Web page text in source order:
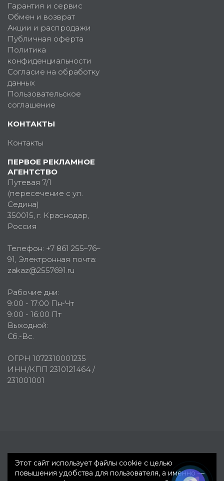
Гарантия и сервис
Обмен и возврат
Акции и распродажи
Публичная оферта
Политика
конфиденциальности
Согласие на обработку
данных
Пользовательское
соглашение
КОНТАКТЫ
Контакты
ПЕРВОЕ РЕКЛАМНОЕ
АГЕНТСТВО
Путевая 7/1
(пересечение с ул.
Седина)
350015 , г. Краснодар,
Россия
Телефон: +7 861 255–76–
91 , Электронная почта:
zakaz@2557691.ru
Рабочие дни:
9:00 - 17:00 Пн-Чт
9:00 - 16:00 Пт
Выходной:
Сб.-Вс.
ОГРН 1072310001235
ИНН/КПП 2310121464 /
231001001
Этот сайт использует файлы cookie с целью
повышения удобства для пользователя, а именно —